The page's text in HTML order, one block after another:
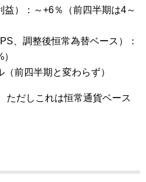
益）：～+6％（前四半期は4～
、調整後恒常為替ベース）：
前四半期と変わらず）
ただしこれは恒常通貨ベース